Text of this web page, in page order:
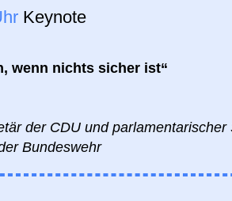
Keynote
wenn nichts sicher ist“
der CDU und
Bundeswehr